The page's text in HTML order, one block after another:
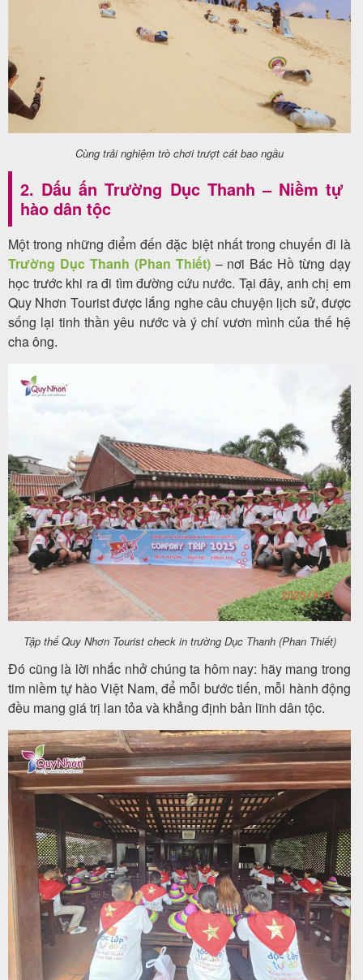
Cùng trải nghiệm trò chơi trượt cát bao ngầu
2. Dấu ấn Trường Dục Thanh – Niềm tự
hào dân tộc
Một trong những điểm đến đặc biệt nhất trong chuyến đi là
Trường Dục Thanh (Phan Thiết)– nơi Bác Hồ từng dạy
học trước khi ra đi tìm đường cứu nước. Tại đây, anh chị em
Quy Nhơn Tourist được lắng nghe câu chuyện lịch sử, được
sống lại tinh thần yêu nước và ý chí vươn mình của thế hệ
cha ông.
Tập thể Quy Nhơn Tourist check in trường Dục Thanh (Phan Thiết)
Đó cũng là lời nhắc nhở chúng ta hôm nay: hãy mang trong
tim niềm tự hào Việt Nam, để mỗi bước tiến, mỗi hành động
đều mang giá trị lan tỏa và khẳng định bản lĩnh dân tộc.